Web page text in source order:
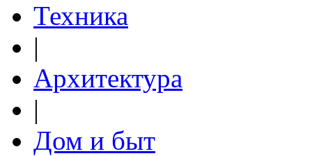
Техника
|
Архитектура
|
Дом и быт